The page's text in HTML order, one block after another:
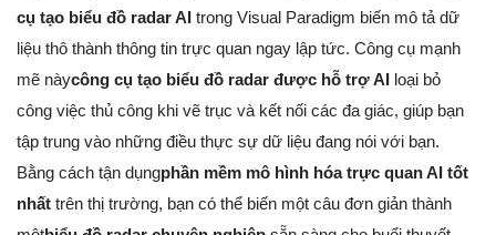
cụ tạo biểu đồ radar AI trong Visual Paradigm biến mô tả dữ
liệu thô thành thông tin trực quan ngay lập tức. Công cụ mạnh
mẽ nàycông cụ tạo biểu đồ radar được hỗ trợ AI loại bỏ
công việc thủ công khi vẽ trục và kết nối các đa giác, giúp bạn
tập trung vào những điều thực sự dữ liệu đang nói với bạn.
Bằng cách tận dụngphần mềm mô hình hóa trực quan AI tốt
nhất trên thị trường, bạn có thể biến một câu đơn giản thành